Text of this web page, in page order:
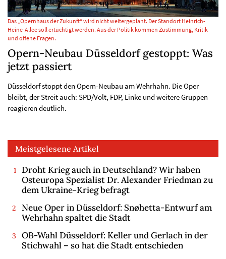
Das „Opernhaus der Zukunft“ wird nicht weitergeplant. Der Standort Heinrich-
Heine-Allee soll ertüchtigt werden. Aus der Politik kommen Zustimmung, Kritik
und offene Fragen.
Opern-Neubau Düsseldorf gestoppt: Was
jetzt passiert
Düsseldorf stoppt den Opern-Neubau am Wehrhahn. Die Oper
bleibt, der Streit auch: SPD/Volt, FDP, Linke und weitere Gruppen
reagieren deutlich.
Meistgelesene Artikel
Droht Krieg auch in Deutschland? Wir haben
Osteuropa Spezialist Dr. Alexander Friedman zu
dem Ukraine-Krieg befragt
Neue Oper in Düsseldorf: Snøhetta-Entwurf am
Wehrhahn spaltet die Stadt
OB-Wahl Düsseldorf: Keller und Gerlach in der
Stichwahl – so hat die Stadt entschieden